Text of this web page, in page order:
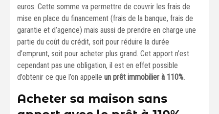
euros. Cette somme va permettre de couvrir les frais de
mise en place du financement (frais de la banque, frais de
garantie et d’agence) mais aussi de prendre en charge une
partie du coût du crédit, soit pour réduire la durée
d’emprunt, soit pour acheter plus grand. Cet apport n’est
cependant pas une obligation, il est en effet possible
d’obtenir ce que l’on appelle un prêt immobilier à 110%.
Acheter sa maison sans